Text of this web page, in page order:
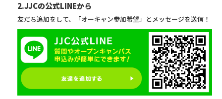
2.JJCの公式LINEから
友だち追加をして、「オーキャン参加希望」とメッセージを送信！